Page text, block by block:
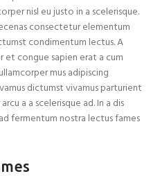
nisl eu justo in a scelerisque.
consectetur elementum
condimentum lectus. A
et congue sapien erat a cum
mus adipiscing
dictumst vivamus parturient
a a scelerisque ad. In a dis
fermentum nostra lectus fames